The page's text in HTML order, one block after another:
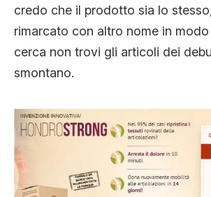
credo che il prodotto sia lo
rimarcato con altro nome in
cerca non trovi gli articoli dei
smontano.